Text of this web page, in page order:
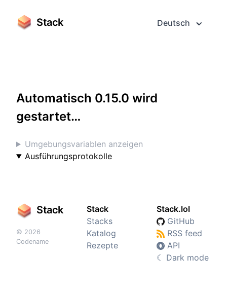
Stack Deutsch
Automatisch 0.15.0 wird
gestartet…
Umgebungsvariablen anzeigen
Ausführungsprotokolle
Stack
© 2026
Codename
Stack
Stacks
Katalog
Rezepte
Stack.lol
GitHub
RSS feed
API
☾ Dark mode